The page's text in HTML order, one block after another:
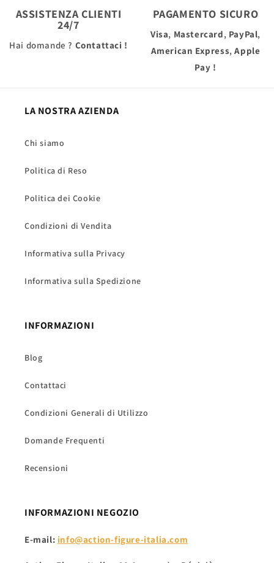
ASSISTENZA CLIENTI
24/7
Hai domande ? Contattaci !
PAGAMENTO SICURO
Visa, Mastercard, PayPal,
American Express,Apple
Pay !
LA NOSTRA AZIENDA
Chi siamo
Politica di Reso
Politica dei Cookie
Condizioni di Vendita
Informativa sulla Privacy
Informativa sulla Spedizione
INFORMAZIONI
Blog
Contattaci
Condizioni Generali di Utilizzo
Domande Frequenti
Recensioni
INFORMAZIONI NEGOZIO
E-mail: info@action-figure-italia.com